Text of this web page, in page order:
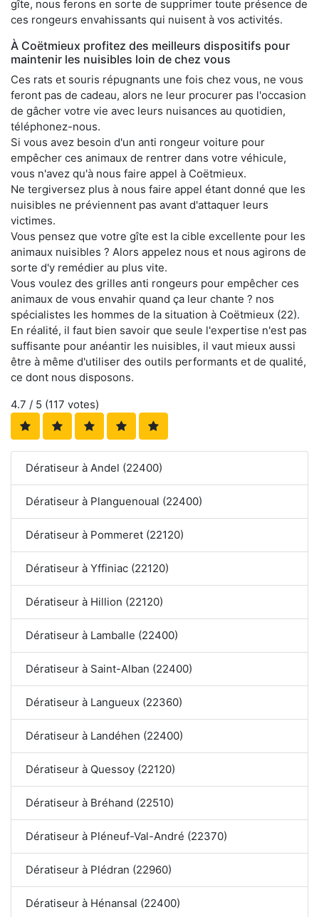
gîte, nous ferons en sorte de supprimer toute présence de
ces rongeurs envahissants qui nuisent à vos activités.
À Coëtmieux profitez des meilleurs dispositifs pour
maintenir les nuisibles loin de chez vous
Ces rats et souris répugnants une fois chez vous, ne vous
feront pas de cadeau, alors ne leur procurer pas l'occasion
de gâcher votre vie avec leurs nuisances au quotidien,
téléphonez-nous.
Si vous avez besoin d'un anti rongeur voiture pour
empêcher ces animaux de rentrer dans votre véhicule,
vous n'avez qu'à nous faire appel à Coëtmieux.
Ne tergiversez plus à nous faire appel étant donné que les
nuisibles ne préviennent pas avant d'attaquer leurs
victimes.
Vous pensez que votre gîte est la cible excellente pour les
animaux nuisibles ? Alors appelez nous et nous agirons de
sorte d'y remédier au plus vite.
Vous voulez des grilles anti rongeurs pour empêcher ces
animaux de vous envahir quand ça leur chante ? nos
spécialistes les hommes de la situation à Coëtmieux (22).
En réalité, il faut bien savoir que seule l'expertise n'est pas
suffisante pour anéantir les nuisibles, il vaut mieux aussi
être à même d'utiliser des outils performants et de qualité,
ce dont nous disposons.
4.7 / 5 (117 votes)
Dératiseur à Andel (22400)
Dératiseur à Planguenoual (22400)
Dératiseur à Pommeret (22120)
Dératiseur à Yffiniac (22120)
Dératiseur à Hillion (22120)
Dératiseur à Lamballe (22400)
Dératiseur à Saint-Alban (22400)
Dératiseur à Langueux (22360)
Dératiseur à Landéhen (22400)
Dératiseur à Quessoy (22120)
Dératiseur à Bréhand (22510)
Dératiseur à Pléneuf-Val-André (22370)
Dératiseur à Plédran (22960)
Dératiseur à Hénansal (22400)